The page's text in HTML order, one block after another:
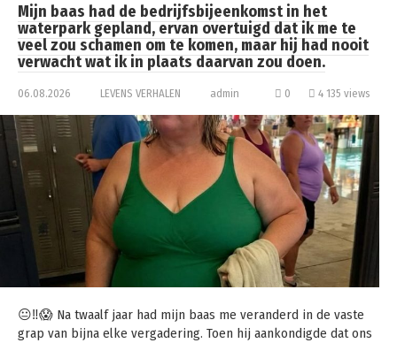
Mijn baas had de bedrijfsbijeenkomst in het
waterpark gepland, ervan overtuigd dat ik me te
veel zou schamen om te komen, maar hij had nooit
verwacht wat ik in plaats daarvan zou doen.
06.08.2026 LEVENS VERHALEN admin 0 4 135 views
😐‼️😱 Na twaalf jaar had mijn baas me veranderd in de vaste
grap van bijna elke vergadering. Toen hij aankondigde dat ons